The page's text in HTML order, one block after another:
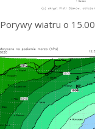
Porywy wiatru o 15.00